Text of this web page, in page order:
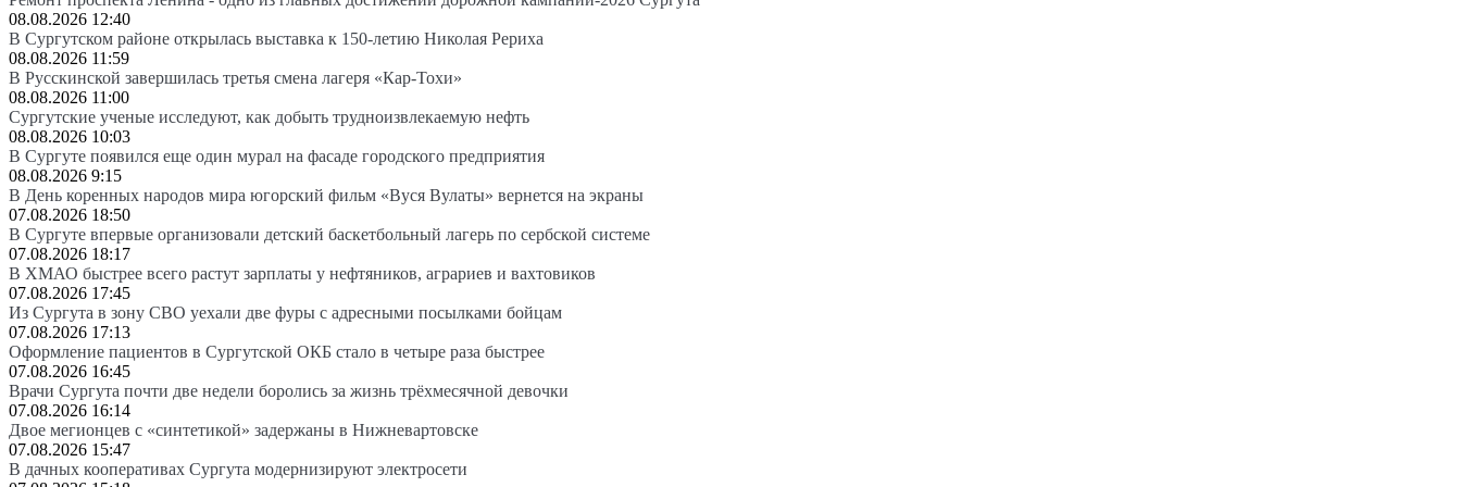
08.08.2026 12:40
В Сургутском районе открылась выставка к 150-летию Николая Рериха
08.08.2026 11:59
В Русскинской завершилась третья смена лагеря «Кар-Тохи»
08.08.2026 11:00
Сургутские ученые исследуют, как добыть трудноизвлекаемую нефть
08.08.2026 10:03
В Сургуте появился еще один мурал на фасаде городского предприятия
08.08.2026 9:15
В День коренных народов мира югорский фильм «Вуся Вулаты» вернется на экраны
07.08.2026 18:50
В Сургуте впервые организовали детский баскетбольный лагерь по сербской системе
07.08.2026 18:17
В ХМАО быстрее всего растут зарплаты у нефтяников, аграриев и вахтовиков
07.08.2026 17:45
Из Сургута в зону СВО уехали две фуры с адресными посылками бойцам
07.08.2026 17:13
Оформление пациентов в Сургутской ОКБ стало в четыре раза быстрее
07.08.2026 16:45
Врачи Сургута почти две недели боролись за жизнь трёхмесячной девочки
07.08.2026 16:14
Двое мегионцев с «синтетикой» задержаны в Нижневартовске
07.08.2026 15:47
В дачных кооперативах Сургута модернизируют электросети